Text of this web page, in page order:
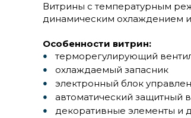
Витрины с температурным
динамическим охлаждением
Особенности витрин:
терморегулирующий
охлаждаемый запасник
электронный блок
автоматический защитный
декоративные элементы и